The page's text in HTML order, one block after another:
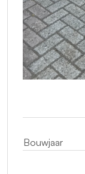
Bouwjaar